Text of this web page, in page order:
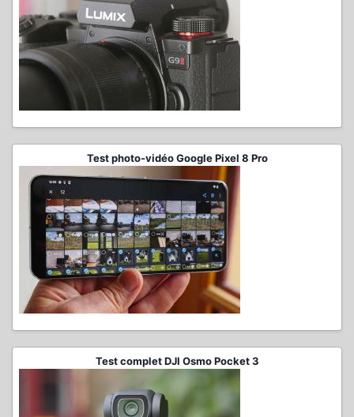
Test photo-vidéo Google Pixel 8 Pro
Test complet DJI Osmo Pocket 3